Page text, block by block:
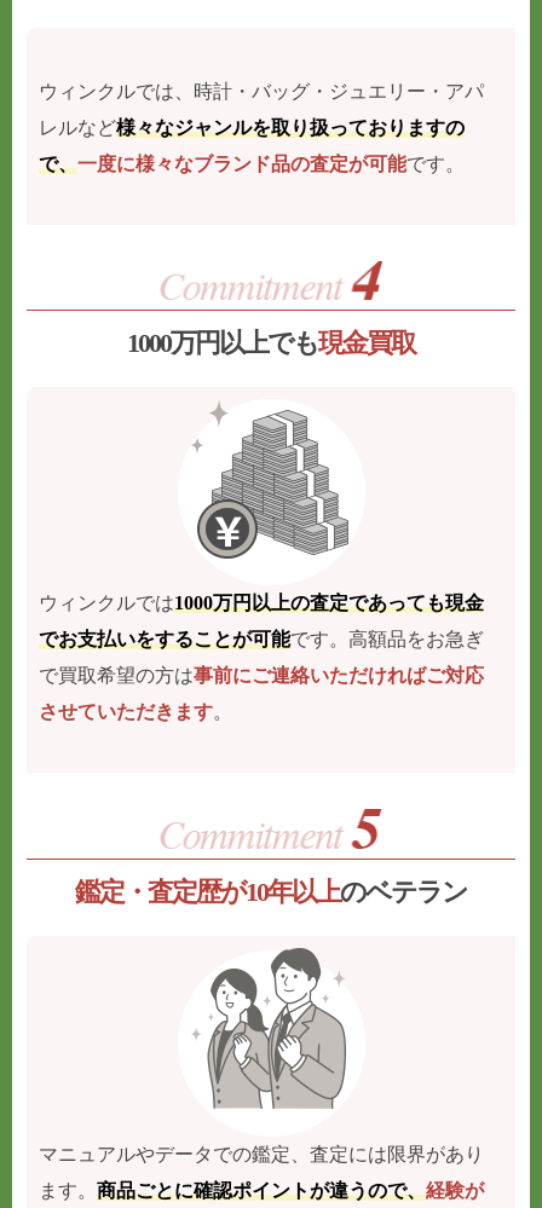
ウィンクルでは、時計・バッグ・ジュエリー・アパ
レルなど様々なジャンルを取り扱っておりますの
で、一度に様々なブランド品の査定が可能です。
1000万円以上でも現金買取
ウィンクルでは1000万円以上の査定であっても現金
でお支払いをすることが可能です。高額品をお急ぎ
で買取希望の方は事前にご連絡いただければご対応
させていただきます。
鑑定・査定歴が10年以上のベテラン
マニュアルやデータでの鑑定、査定には限界があり
ます。商品ごとに確認ポイントが違うので、経験が